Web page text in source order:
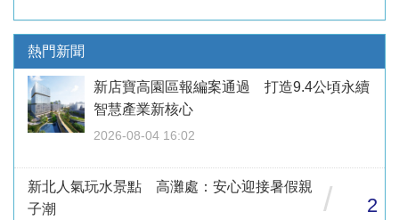
熱門新聞
新店寶高園區報編案通過 打造9.4公頃永續
智慧產業新核心
2026-08-04 16:02
新北人氣玩水景點 高灘處：安心迎接暑假親
子潮
/ 2